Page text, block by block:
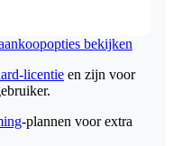
bekijken
licentie en zijn voor
-plannen voor extra